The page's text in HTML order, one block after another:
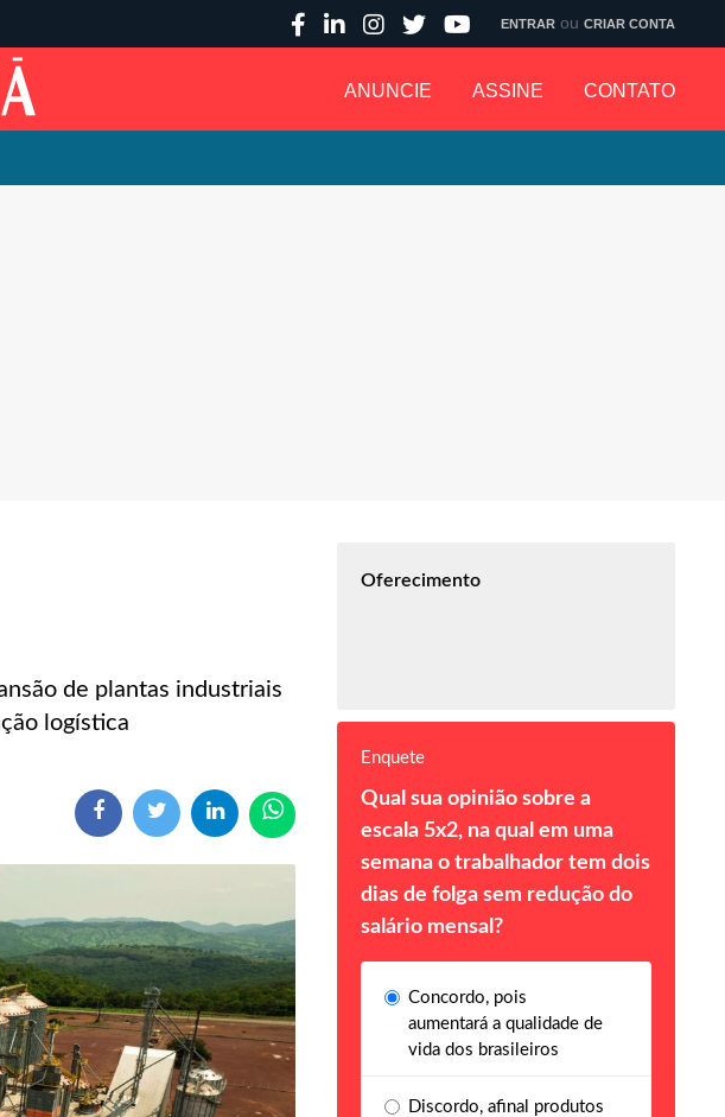
ANUNCIE ASSINE CONTATO
ENTRAR ou CRIAR CONTA
de plantas industriais
logística
Oferecimento
Enquete
Qual sua opinião sobre a
escala 5x2, na qual em uma
semana o trabalhador tem dois
dias de folga sem redução do
salário mensal?
Concordo, pois
aumentará a qualidade de
vida dos brasileiros
Discordo, afinal produtos